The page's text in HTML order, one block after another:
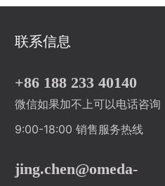
联系信息
+86 188 233 40140
微信如果加不上可以电话咨询
9:00-18:00 销售服务热线
jing.chen@omeda-